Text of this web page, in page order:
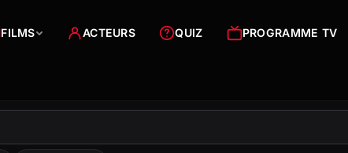
FILMS ACTEURS QUIZ PROGRAMME TV